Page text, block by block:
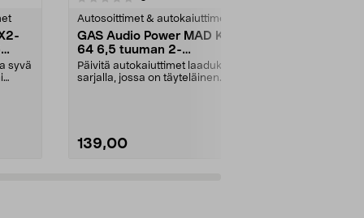
syvä
Autosoittimet & autokaiuttimet
GAS Audio Power MAD K2-
64 6,5 tuuman 2-
tiekaiuttimet auton
stereoäänijärjestelmään
Päivitä autokaiuttimet laadukkalla
sarjalla, jossa on täyteläinen
139,00